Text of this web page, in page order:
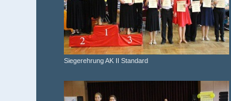
Siegerehrung AK II Standard